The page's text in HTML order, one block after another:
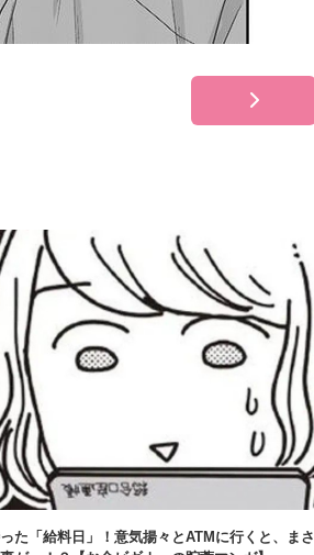
た「給料日」！意気揚々とATMに行くと、まさ